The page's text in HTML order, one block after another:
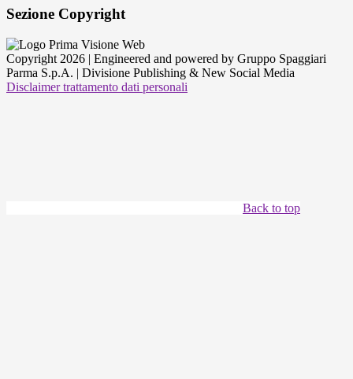
Sezione Copyright
Copyright 2026 | Engineered and powered by Gruppo Spaggiari
Parma S.p.A. | Divisione Publishing & New Social Media
Disclaimer trattamento dati personali
Back to top